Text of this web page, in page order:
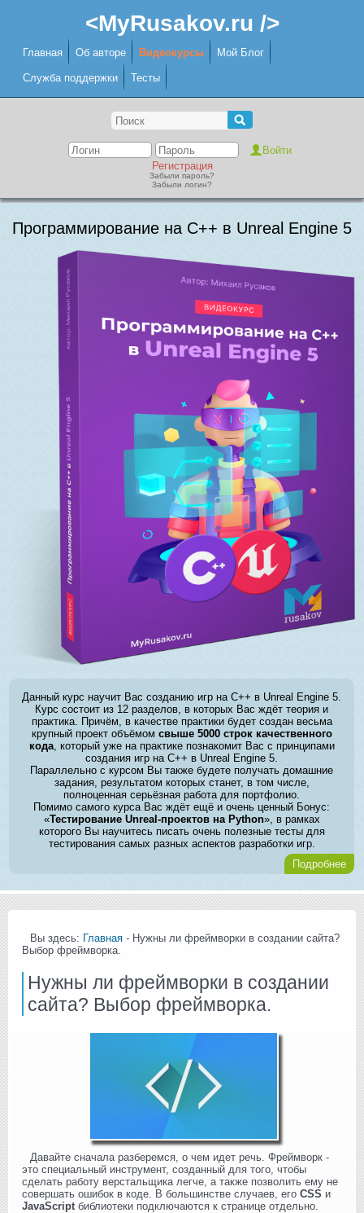
<MyRusakov.ru />
Главная Об авторе Видеокурсы Мой Блог
Служба поддержки Тесты
Регистрация
Забыли пароль?
Забыли логин?
Программирование на C++ в Unreal Engine 5
Данный курс научит Вас созданию игр на C++ в Unreal Engine 5.
Курс состоит из 12 разделов, в которых Вас ждёт теория и
практика. Причём, в качестве практики будет создан весьма
крупный проект объёмом свыше 5000 строк качественного
кода, который уже на практике познакомит Вас с принципами
создания игр на C++ в Unreal Engine 5.
Параллельно с курсом Вы также будете получать домашние
задания, результатом которых станет, в том числе,
полноценная серьёзная работа для портфолио.
Помимо самого курса Вас ждёт ещё и очень ценный Бонус:
«Тестирование Unreal-проектов на Python», в рамках
которого Вы научитесь писать очень полезные тесты для
тестирования самых разных аспектов разработки игр.
Подробнее
Вы здесь: Главная - Нужны ли фреймворки в создании сайта?
Выбор фреймворка.
Нужны ли фреймворки в создании
сайта? Выбор фреймворка.
Давайте сначала разберемся, о чем идет речь. Фреймворк -
это специальный инструмент, созданный для того, чтобы
сделать работу верстальщика легче, а также позволить ему не
совершать ошибок в коде. В большинстве случаев, его CSS и
JavaScript библиотеки подключаются к странице отдельно.